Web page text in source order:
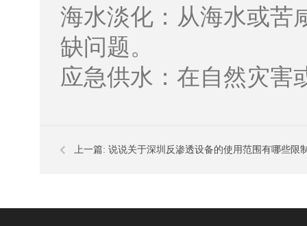
海水淡化：从海水或苦
缺问题。
应急供水：在自然灾害
上一篇: 说说关于深圳反渗透设备的使用范围有哪些限